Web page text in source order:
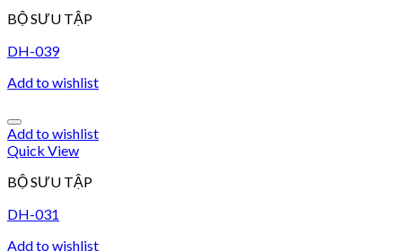
BỘ SƯU TẬP
DH-039
Add to wishlist
Add to wishlist
Quick View
BỘ SƯU TẬP
DH-031
Add to wishlist